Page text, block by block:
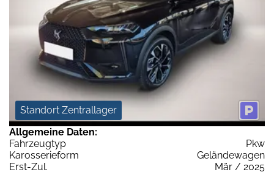
Standort Zentrallager
Allgemeine Daten:
Fahrzeugtyp
Pkw
Karosserieform
Geländewagen
Erst-Zul.
Mär / 2025